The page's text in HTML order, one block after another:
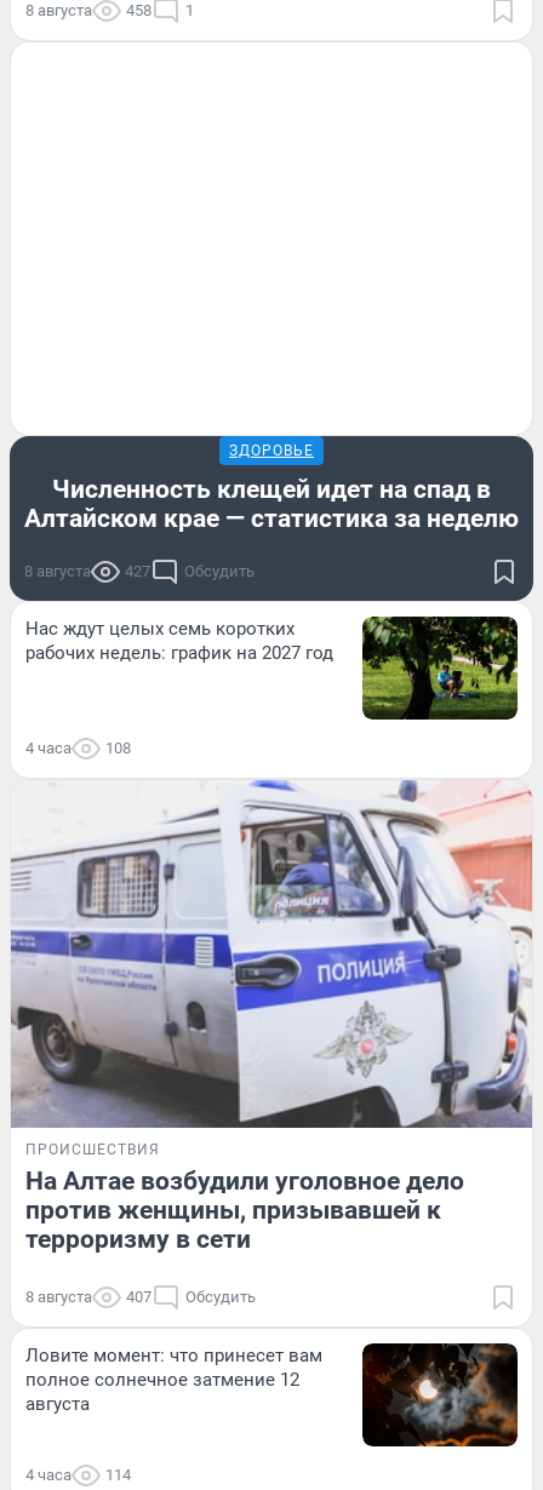
8 августа 458 1
ЗДОРОВЬЕ
Численность клещей идет на спад в
Алтайском крае — статистика за неделю
8 августа 427 Обсудить
Нас ждут целых семь коротких
рабочих недель: график на 2027 год
4 часа 108
ПРОИСШЕСТВИЯ
На Алтае возбудили уголовное дело
против женщины, призывавшей к
терроризму в сети
8 августа 407 Обсудить
Ловите момент: что принесет вам
полное солнечное затмение 12
августа
4 часа 114